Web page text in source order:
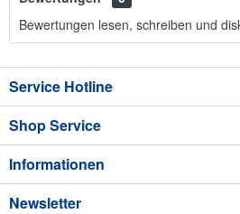
Bewertungen lesen, schreiben und
Service Hotline
Shop Service
Informationen
Newsletter